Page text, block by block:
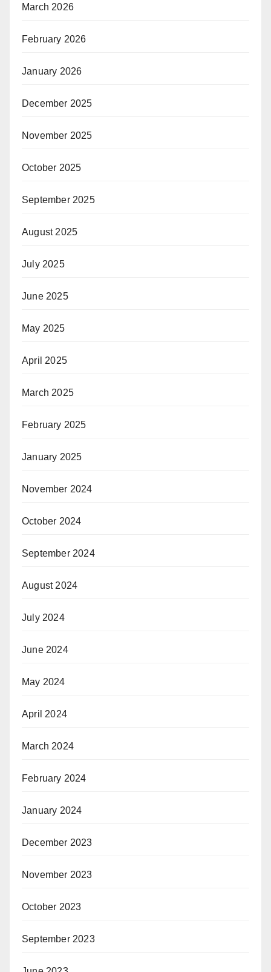
March 2026
February 2026
January 2026
December 2025
November 2025
October 2025
September 2025
August 2025
July 2025
June 2025
May 2025
April 2025
March 2025
February 2025
January 2025
November 2024
October 2024
September 2024
August 2024
July 2024
June 2024
May 2024
April 2024
March 2024
February 2024
January 2024
December 2023
November 2023
October 2023
September 2023